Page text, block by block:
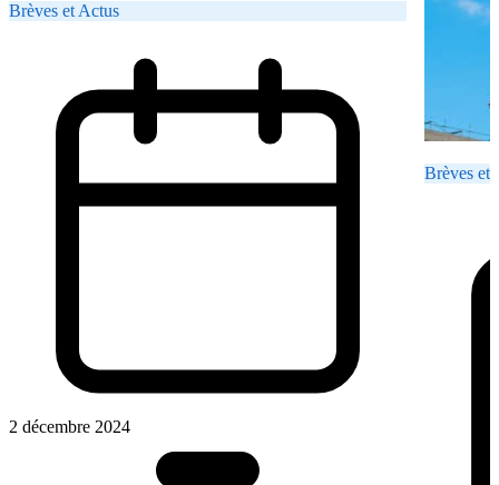
Brèves et Actus
2 décembre 2024
Brèves et